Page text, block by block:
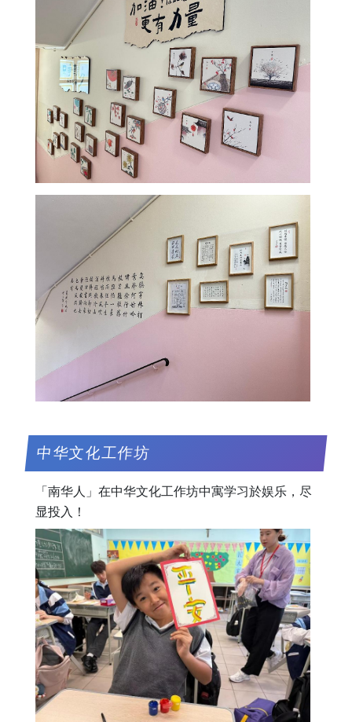
中华文化工作坊
「南华人」在中华文化工作坊中寓学习於娱乐，尽
显投入！